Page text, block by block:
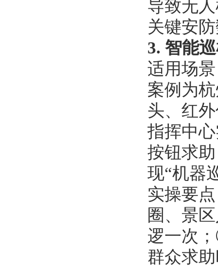
导致无
关键安
3. 智能
适用场
案例为
头、红
指挥中
按钮求
现“机器
实操要
圈、景
逻一次
群众求